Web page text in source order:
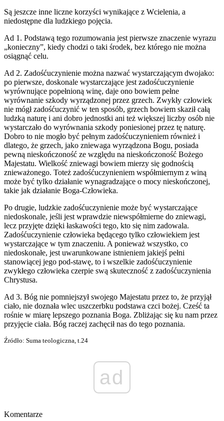
Są jeszcze inne liczne korzyści wynikające z Wcielenia, a
niedostępne dla ludzkiego pojęcia.
Ad 1. Podstawą tego rozumowania jest pierwsze znaczenie wyrazu
„konieczny”, kiedy chodzi o taki środek, bez którego nie można
osiągnąć celu.
Ad 2. Zadośćuczynienie można nazwać wystarczającym dwojako:
po pierwsze, doskonale wystarczające jest zadośćuczynienie
wyrównujące popełnioną winę, daje ono bowiem pełne
wyrównanie szkody wyrządzonej przez grzech. Zwykły człowiek
nie mógł zadośćuczynić w ten sposób, grzech bowiem skaził całą
ludzką naturę i ani dobro jednostki ani też większej liczby osób nie
wystarczało do wyrównania szkody poniesionej przez tę naturę.
Dobro to nie mogło być pełnym zadośćuczynieniem również i
dlatego, że grzech, jako zniewaga wyrządzona Bogu, posiada
pewną nieskończoność ze względu na nieskończoność Bożego
Majestatu. Wielkość zniewagi bowiem mierzy się godnością
znieważonego. Toteż zadośćuczynieniem współmiernym z winą
może być tylko działanie wynagradzające o mocy nieskończonej,
takie jak działanie Boga-Człowieka.
Po drugie, ludzkie zadośćuczynienie może być wystarczające
niedoskonale, jeśli jest wprawdzie niewspółmierne do zniewagi,
lecz przyjęte dzięki łaskawości tego, kto się nim zadowala.
Zadośćuczynienie człowieka będącego tylko człowiekiem jest
wystarczające w tym znaczeniu. A ponieważ wszystko, co
niedoskonałe, jest uwarunkowane istnieniem jakiejś pełni
stanowiącej jego pod-stawę, to i wszelkie zadośćuczynienie
zwykłego człowieka czerpie swą skuteczność z zadośćuczynienia
Chrystusa.
Ad 3. Bóg nie pomniejszył swojego Majestatu przez to, że przyjął
ciało, nie doznała wlec uszczerbku podstawa czci bożej. Cześć ta
rośnie w miarę lepszego poznania Boga. Zbliżając się ku nam przez
przyjęcie ciała. Bóg raczej zachęcił nas do tego poznania.
Źródło: Suma teologiczna, t.24
ad
Komentarze